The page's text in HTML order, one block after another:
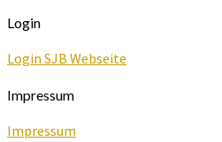
Login
Login SJB Webseite
Impressum
Impressum